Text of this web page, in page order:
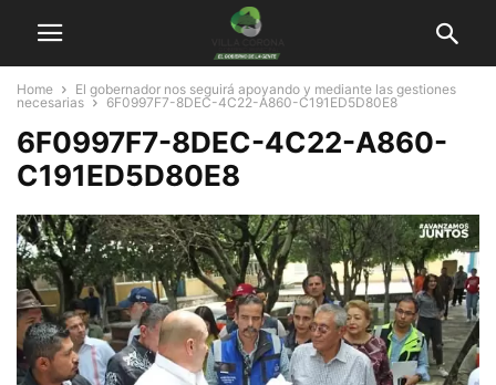
Home
El gobernador nos seguirá apoyando y mediante las gestiones
necesarias
6F0997F7-8DEC-4C22-A860-C191ED5D80E8
6F0997F7-8DEC-4C22-A860-
C191ED5D80E8